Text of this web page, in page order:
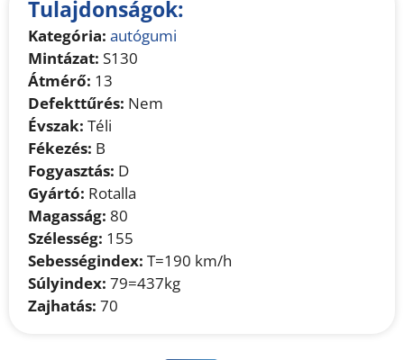
Tulajdonságok:
Kategória: autógumi
Mintázat: S130
Átmérő: 13
Defekttűrés: Nem
Évszak: Téli
Fékezés: B
Fogyasztás: D
Gyártó: Rotalla
Magasság: 80
Szélesség: 155
Sebességindex: T=190 km/h
Súlyindex: 79=437kg
Zajhatás: 70